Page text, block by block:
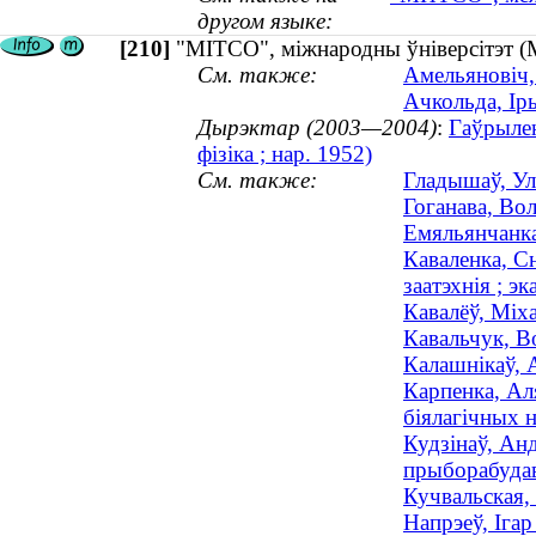
другом языке:
[210] "МІТСО", міжнародны ўніверсітэт
См. также:
Ачкольда,
Дырэктар (2003—2004):
фізіка ; нар. 1952)
См. также:
Гладышаў,
Гоганава,
Каваленка,
заатэхнія ;
Кавалёў,
Кавальчук,
Калашнікаў,
Карпенка,
біялагічных
Кудзінаў,
Напрэеў,